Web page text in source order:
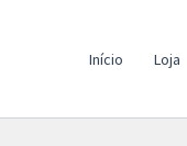
Início Loja